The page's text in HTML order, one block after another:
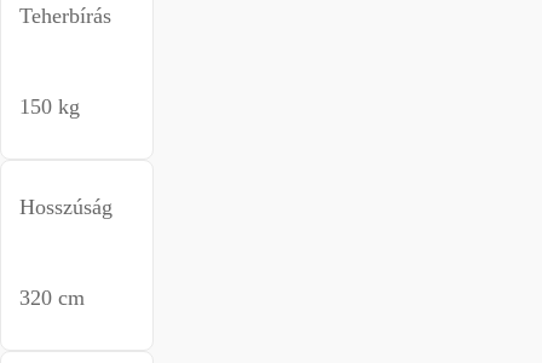
Teherbírás
150 kg
Hosszúság
320 cm